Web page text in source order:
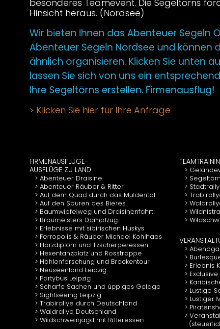
besonderes Teamevent. Die Segeltörns
Hinsicht heraus. (Nordsee)
Wir bieten Ihnen das Abenteuer Segeln
Abenteuer Segeln Nordsee und können
ähnlich organisieren. Klicken Sie unten
lassen Sie sich von uns ein
Ihre Segeltörns erstellen. Firmenausflug!
Klicken Sie hier für Ihre Anfrage
FIRMENAUSFLÜGE-
AUSFLÜGE ZU LAND
Abenteuer Draisine
Abenteuer Räuber & Ritter
Auf dem Quad durch das Muldental
Auf den Spuren des Bieres
Baumwipfelweg und Draisinenfahrt
Braumeisters Dampfzug
Erlebnisse mit sibirischen Huskys
Ferropolis & Räuber Michael Kohlhaas
Harzdiplom und Tzscherperessen
Hexentanzplatz und Rosstrappe
Höhlenforschung und Brockentour
Neuseenland Leipzig
Partybus Leipzig
Scharfe Sachen und üppiges Gelage
Sightseeing Leipzig
Trabirallye durch Deutschland
Waldrallye Deutschland
Wildschweinjagd mit Ritteressen
Erlebnis
Lustige
Lustiger